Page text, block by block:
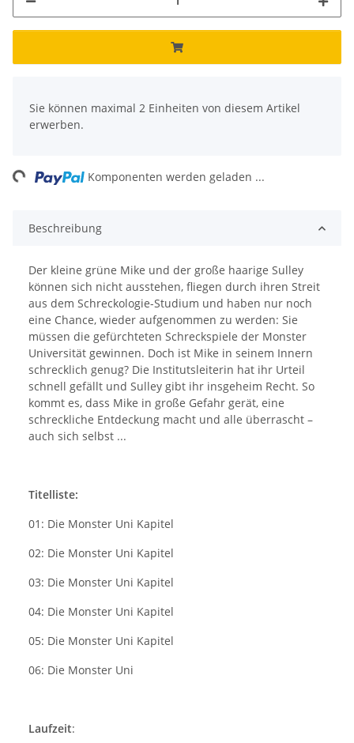
Sie können maximal 2 Einheiten von diesem Artikel
erwerben.
Komponenten werden geladen ...
Beschreibung
Der kleine grüne Mike und der große haarige Sulley
können sich nicht ausstehen, fliegen durch ihren Streit
aus dem Schreckologie-Studium und haben nur noch
eine Chance, wieder aufgenommen zu werden: Sie
müssen die gefürchteten Schreckspiele der Monster
Universität gewinnen. Doch ist Mike in seinem Innern
schrecklich genug? Die Institutsleiterin hat ihr Urteil
schnell gefällt und Sulley gibt ihr insgeheim Recht. So
kommt es, dass Mike in große Gefahr gerät, eine
schreckliche Entdeckung macht und alle überrascht –
auch sich selbst ...
Titelliste:
01: Die Monster Uni Kapitel
02: Die Monster Uni Kapitel
03: Die Monster Uni Kapitel
04: Die Monster Uni Kapitel
05: Die Monster Uni Kapitel
06: Die Monster Uni
Laufzeit: